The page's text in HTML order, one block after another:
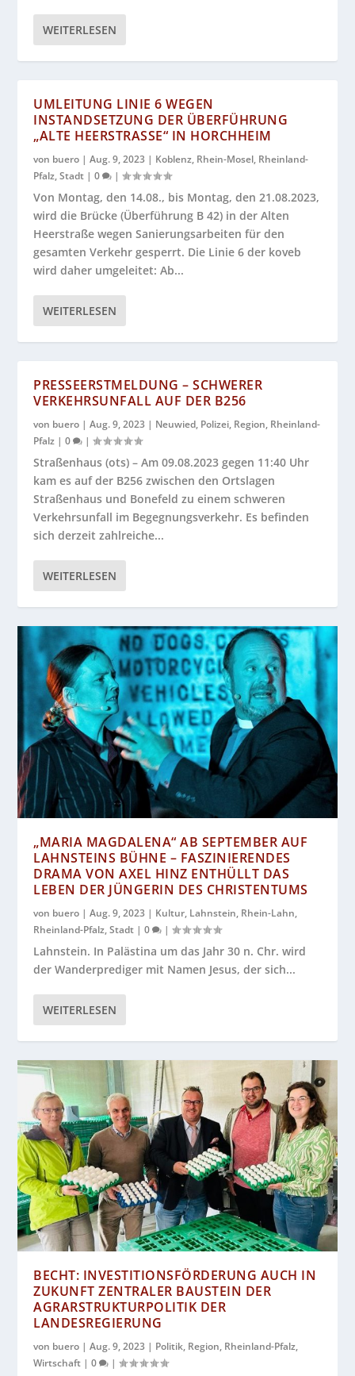
WEITERLESEN
UMLEITUNG LINIE 6 WEGEN
INSTANDSETZUNG DER ÜBERFÜHRUNG
„ALTE HEERSTRASSE“ IN HORCHHEIM
von buero |Aug. 9, 2023 | Koblenz, Rhein-Mosel, Rheinland-
Pfalz,Stadt |0 |
Von Montag, den 14.08., bis Montag, den 21.08.2023,
wird die Brücke (Überführung B 42) in der Alten
Heerstraße wegen Sanierungsarbeiten für den
gesamten Verkehr gesperrt. Die Linie 6 der koveb
wird daher umgeleitet: Ab...
WEITERLESEN
PRESSEERSTMELDUNG – SCHWERER
VERKEHRSUNFALL AUF DER B256
von buero |Aug. 9, 2023 | Neuwied, Polizei, Region, Rheinland-
Pfalz |0 |
Straßenhaus (ots) – Am 09.08.2023 gegen 11:40 Uhr
kam es auf der B256 zwischen den Ortslagen
Straßenhaus und Bonefeld zu einem schweren
Verkehrsunfall im Begegnungsverkehr. Es befinden
sich derzeit zahlreiche...
WEITERLESEN
„MARIA MAGDALENA“ AB SEPTEMBER AUF
LAHNSTEINS BÜHNE – FASZINIERENDES
DRAMA VON AXEL HINZ ENTHÜLLT DAS
LEBEN DER JÜNGERIN DES CHRISTENTUMS
von buero |Aug. 9, 2023 | Kultur, Lahnstein, Rhein-Lahn,
Rheinland-Pfalz,Stadt |0 |
Lahnstein. In Palästina um das Jahr 30 n. Chr. wird
der Wanderprediger mit Namen Jesus, der sich...
WEITERLESEN
BECHT: INVESTITIONSFÖRDERUNG AUCH IN
ZUKUNFT ZENTRALER BAUSTEIN DER
AGRARSTRUKTURPOLITIK DER
LANDESREGIERUNG
von buero |Aug. 9, 2023 | Politik, Region, Rheinland-Pfalz,
Wirtschaft |0 |